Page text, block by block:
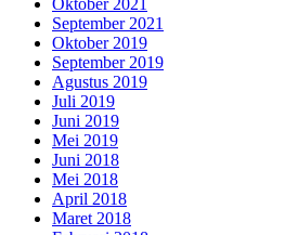
Oktober 2021
September 2021
Oktober 2019
September 2019
Agustus 2019
Juli 2019
Juni 2019
Mei 2019
Juni 2018
Mei 2018
April 2018
Maret 2018